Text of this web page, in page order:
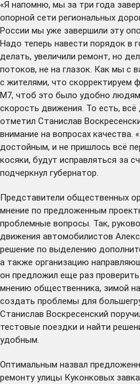
«Я напомню, мы за три года
опорной сети региональных
России мы уже завершили эту
Надо теперь навести порядок в
делать, увеличили ремонт, но
потоков, не на глазок. Как мы с
с жителями, что скорректируем
М7, чтоб это было удобно
скорость движения. То есть,
отметил Станислав
внимание на вопросах качества.
достойным, и не пришлось всё
косяки, будут исправляться за
подчеркнул губернатор.
Представители общественных
мнение по предложенным
проблемные вопросы. Так,
движения автомобилистов
решение по выделению
а также организацию
он предложил еще раз
мнению общественника, зимой
создать проблемы для
Станислав Воскресенский
тестовые поездки и найти
удобным.
Оптимальным назвал
ремонту улицы Куконковых